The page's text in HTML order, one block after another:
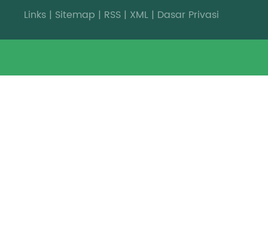
Links | Sitemap | RSS | XML | Dasar Privasi